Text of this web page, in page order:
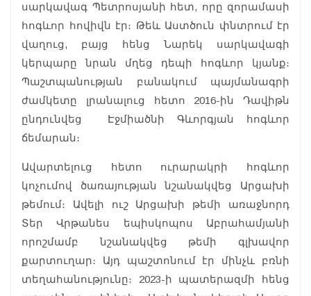
սարկավագ Պետրոսյանի հետ, որը զորամասի
հոգևոր հովիվն էր։ Թեև Աստծուն փնտրում էր
վաղուց, բայց հենց Նարեկ սարկավագի
կերպարը նրան մղեց դեպի հոգևոր կյանք։
Պաշտպանության բանակում պայմանագրի
ժամկետը լրանալուց հետո 2016-ին Դավիթն
ընդունվեց Էջմիածնի Գևորգյան հոգևոր
ճեմարան։
Ավարտելուց հետո ուրարակրի հոգևոր
կոչումով ծառայության նշանակվեց Արցախի
թեմում։ Ավելի ուշ Արցախի թեմի առաջնորդ
Տեր Վրթանես եպիսկոպոս Աբրահամյանի
որոշմամբ նշանակվեց թեմի գլխավոր
քարտուղար։ Այդ պաշտոնում էր մինչև բռնի
տեղահանությունը։ 2023-ի պատերազմի հենց